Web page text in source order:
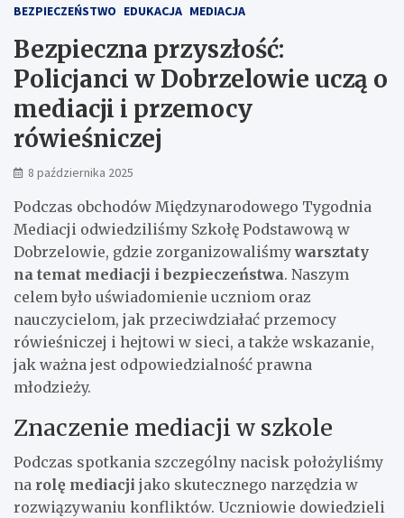
BEZPIECZEŃSTWO EDUKACJA MEDIACJA
Bezpieczna przyszłość:
Policjanci w Dobrzelowie uczą o
mediacji i przemocy
rówieśniczej
8 października 2025
Podczas obchodów Międzynarodowego Tygodnia
Mediacji odwiedziliśmy Szkołę Podstawową w
Dobrzelowie, gdzie zorganizowaliśmywarsztaty
na temat mediacji i bezpieczeństwa. Naszym
celem było uświadomienie uczniom oraz
nauczycielom, jak przeciwdziałać przemocy
rówieśniczej i hejtowi w sieci, a także wskazanie,
jak ważna jest odpowiedzialność prawna
młodzieży.
Znaczenie mediacji w szkole
Podczas spotkania szczególny nacisk położyliśmy
na rolę mediacji jako skutecznego narzędzia w
rozwiązywaniu konfliktów. Uczniowie dowiedzieli